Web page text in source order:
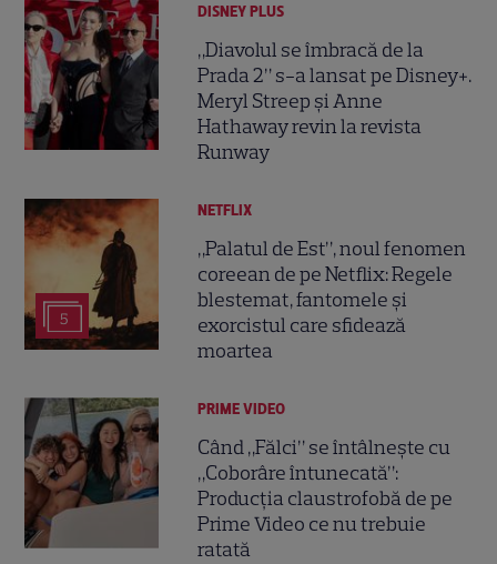
DISNEY PLUS
„Diavolul se îmbracă de la
Prada 2” s-a lansat pe Disney+.
Meryl Streep și Anne
Hathaway revin la revista
Runway
5
NETFLIX
„Palatul de Est”, noul fenomen
coreean de pe Netflix: Regele
blestemat, fantomele și
exorcistul care sfidează
moartea
PRIME VIDEO
Când „Fălci” se întâlnește cu
„Coborâre întunecată”:
Producția claustrofobă de pe
Prime Video ce nu trebuie
ratată